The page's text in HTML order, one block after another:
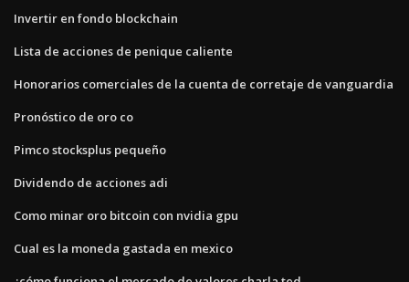
Invertir en fondo blockchain
Lista de acciones de penique caliente
Honorarios comerciales de la cuenta de corretaje de vanguardia
Pronóstico de oro co
Pimco stocksplus pequeño
Dividendo de acciones adi
Como minar oro bitcoin con nvidia gpu
Cual es la moneda gastada en mexico